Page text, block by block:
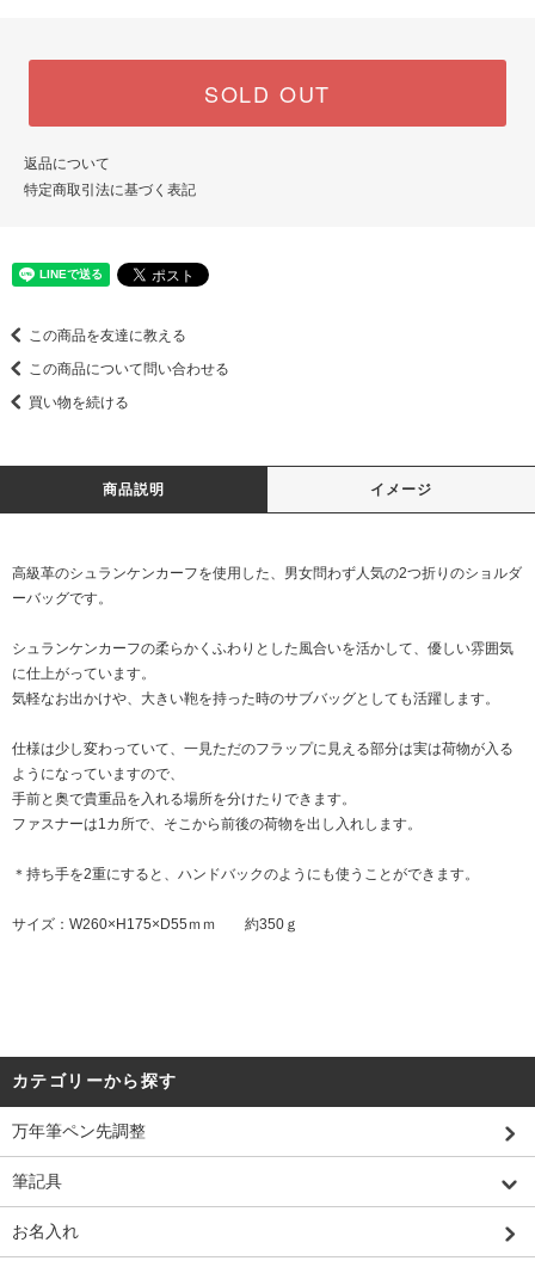
SOLD OUT
返品について
特定商取引法に基づく表記
この商品を友達に教える
この商品について問い合わせる
買い物を続ける
商品説明 イメージ
高級革のシュランケンカーフを使用した、男女問わず人気の2つ折りのショルダ
ーバッグです。
シュランケンカーフの柔らかくふわりとした風合いを活かして、優しい雰囲気
に仕上がっています。
気軽なお出かけや、大きい鞄を持った時のサブバッグとしても活躍します。
仕様は少し変わっていて、一見ただのフラップに見える部分は実は荷物が入る
ようになっていますので、
手前と奥で貴重品を入れる場所を分けたりできます。
ファスナーは1カ所で、そこから前後の荷物を出し入れします。
＊持ち手を2重にすると、ハンドバックのようにも使うことができます。
サイズ：W260×H175×D55ｍｍ 約350ｇ
カテゴリーから探す
万年筆ペン先調整
筆記具
お名入れ